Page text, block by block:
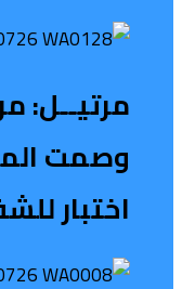
مرتيــل:
وصمت
اختبار